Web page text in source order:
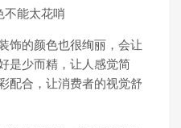
能太花哨
的颜色也很绚丽，会让
是少而精，让人感觉简
配合，让消费者的视觉舒